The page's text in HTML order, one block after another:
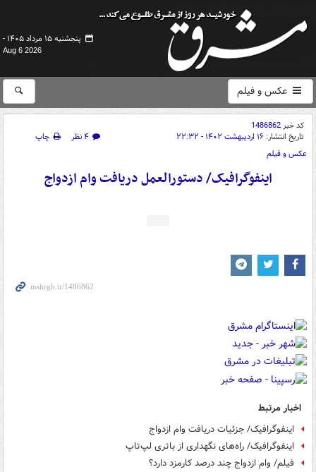
پنجشنبه ۱۵ مرداد ۱۴۰۵ -
Aug 6 2026
عکس و فیلم
کد خبر1486862
تاریخ انتشار: ۱۶ اردیبهشت ۱۴۰۲ - ۲۲:۳۲ ۴ نظر
چاپ
عکس و فیلم
اینفوگرافیک/ دستورالعمل دریافت وام ازدواج
اخبار مرتبط
اینفوگرافیک/ جزئیات دریافت وام ازدواج
اینفوگرافیک/ راه‌های نگهداری از باتری لپ‌تاپ
فیلم/ وام ازدواج چند درصد کارمزد دارد؟